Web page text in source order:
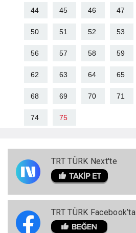
44 45 46 47
50 51 52 53
56 57 58 59
62 63 64 65
68 69 70 71
74 75
TRT TÜRK Next'te
TRT TÜRK Facebook’ta